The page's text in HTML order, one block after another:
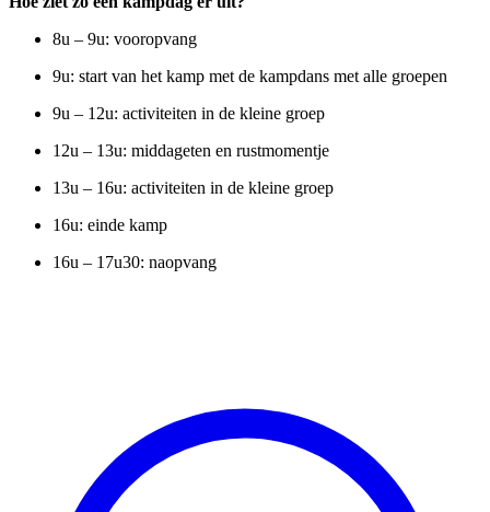
8u – 9u: vooropvang
9u: start van het kamp met de kampdans met alle groepen
9u – 12u: activiteiten in de kleine groep
12u – 13u: middageten en rustmomentje
13u – 16u: activiteiten in de kleine groep
16u: einde kamp
16u – 17u30: naopvang